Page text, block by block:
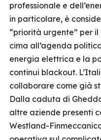
professionale e
in particolare, è
“priorità urgente” per
cima all’agenda
energia elettrica e la
continui blackout.
collaborare come già
Dalla caduta di
altre aziende presenti
Westland-